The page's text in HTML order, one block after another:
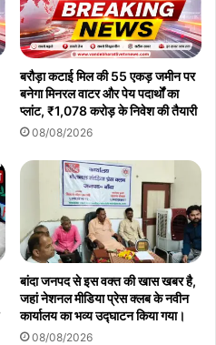
बरौड़ा कटाई मिल की 55 एकड़ जमीन पर
बनेगा मिनरल वाटर और पेय पदार्थों का
प्लांट, ₹1,078 करोड़ के निवेश की तैयारी
08/08/2026
बांदा जनपद से इस वक्त की खास खबर है,
जहां नेशनल मीडिया प्रेस क्लब के नवीन
कार्यालय का भव्य उद्घाटन किया गया।
08/08/2026